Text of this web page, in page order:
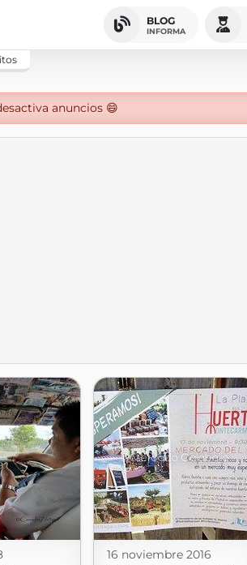
BLOG
INFORMA
anuncios 😄
16 noviembre 2016